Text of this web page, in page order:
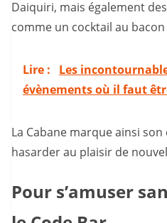
Daiquiri, mais également
comme un cocktail au
Lire :
Les
évènements où il faut
La Cabane marque ainsi
hasarder au plaisir de
Pour s’amuser